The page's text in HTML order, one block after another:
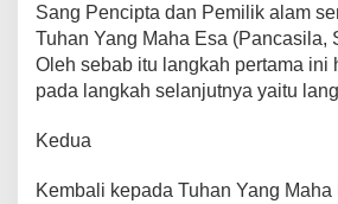
Sang Pencipta dan Pemilik alam
Tuhan Yang Maha Esa (Pancasila,
Oleh sebab itu langkah pertama ini
pada langkah selanjutnya yaitu
Kedua
Kembali kepada Tuhan Yang